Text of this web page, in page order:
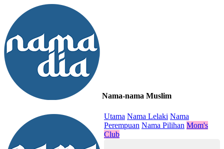
Nama-nama Muslim
Utama Nama Lelaki Nama
Perempuan Nama Pilihan Mom's
Club